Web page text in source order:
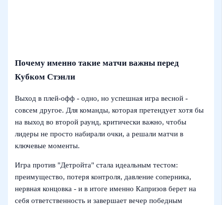
Почему именно такие матчи важны перед
Кубком Стэнли
Выход в плей-офф - одно, но успешная игра весной -
совсем другое. Для команды, которая претендует хотя бы
на выход во второй раунд, критически важно, чтобы
лидеры не просто набирали очки, а решали матчи в
ключевые моменты.
Игра против "Детройта" стала идеальным тестом:
преимущество, потеря контроля, давление соперника,
нервная концовка - и в итоге именно Капризов берет на
себя ответственность и завершает вечер победным